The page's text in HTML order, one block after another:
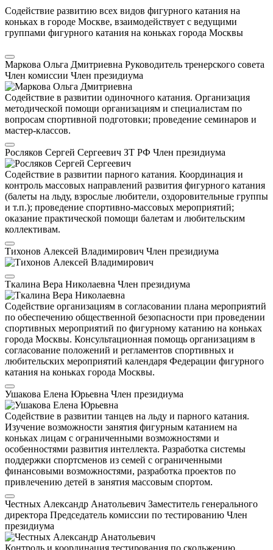
Содействие развитию всех видов фигурного катания на
коньках в городе Москве, взаимодействует с ведущими
группами фигурного катания на коньках города Москвы
Маркова Ольга Дмитриевна Руководитель тренерского совета
Член комиссии Член президиума
Содействие в развитии одиночного катания. Организация
методической помощи организациям и специалистам по
вопросам спортивной подготовки; проведение семинаров и
мастер-классов.
Росляков Сергей Сергеевич ЗТ РФ Член президиума
Содействие в развитии парного катания. Координация и
контроль массовых направлений развития фигурного катания
(балеты на льду, взрослые любители, оздоровительные группы
и т.п.); проведение спортивно-массовых мероприятий;
оказание практической помощи балетам и любительским
коллективам.
Тихонов Алексей Владимирович Член президиума
Ткалина Вера Николаевна Член президиума
Содействие организациям в согласовании плана мероприятий
по обеспечению общественной безопасности при проведении
спортивных мероприятий по фигурному катанию на коньках
города Москвы. Консультационная помощь организациям в
согласование положений и регламентов спортивных и
любительских мероприятий календаря Федерации фигурного
катания на коньках города Москвы.
Ушакова Елена Юрьевна Член президиума
Содействие в развитии танцев на льду и парного катания.
Изучение возможности занятия фигурным катанием на
коньках лицам с ограниченными возможностями и
особенностями развития интеллекта. Разработка системы
поддержки спортсменов из семей с ограниченными
финансовыми возможностями, разработка проектов по
привлечению детей в занятия массовым спортом.
Честных Александр Анатольевич Заместитель генерального
директора Председатель комиссии по тестированию Член
президиума